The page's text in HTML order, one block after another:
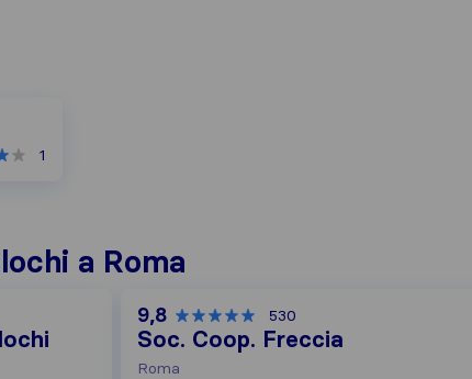
1
a Roma
9,8 530
Soc. Coop. Freccia
Roma